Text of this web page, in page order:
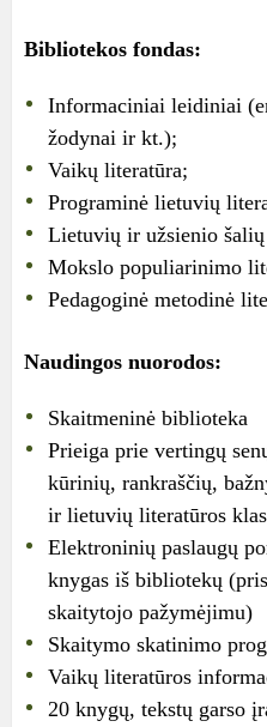
Bibliotekos fondas:
Informaciniai leidiniai
žodynai ir kt.);
Vaikų literatūra;
Programinė lietuvių
Lietuvių ir užsienio
Mokslo populiarinimo
Pedagoginė metodinė
Naudingos nuorodos:
Skaitmeninė biblioteka
Prieiga prie vertingų
kūrinių, rankraščių,
ir lietuvių literatūros
Elektroninių paslaugų
knygas iš bibliotekų
skaitytojo pažymėjimu)
Skaitymo skatinimo
Vaikų literatūros
20 knygų, tekstų garso